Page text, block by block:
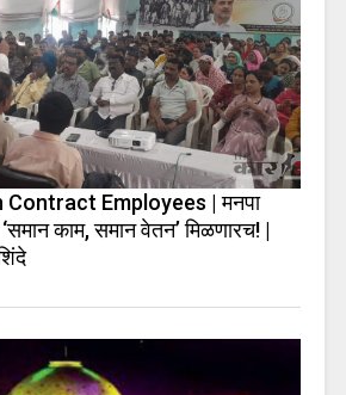
Contract Employees | मनपा
‘समान काम, समान वेतन’ मिळणारच! |